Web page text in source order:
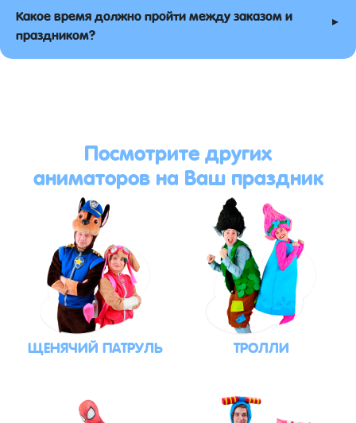
Какое время должно пройти между заказом и
праздником?
▸
Посмотрите других
аниматоров на Ваш праздник
ЩЕНЯЧИЙ ПАТРУЛЬ ТРОЛЛИ